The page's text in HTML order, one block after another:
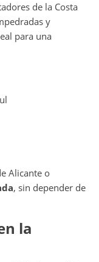
de la Costa
y
para una
Alicante o
, sin depender de
la